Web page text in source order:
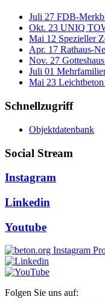
Juli 27 FDB-
Okt. 23 UNIQ
Mai 12 Spezieller
Apr. 17 Rathaus-
Nov. 27
Juli 01
Mai 23
Schnellzugriff
Objektdatenbank
Social Stream
Instagram
Linkedin
Youtube
Folgen Sie uns auf: